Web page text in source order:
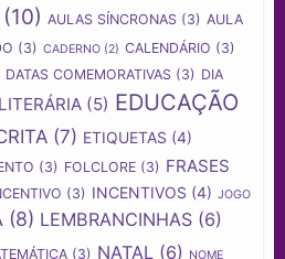
(10) AULAS SÍNCRONAS (3) AULA
(3) CADERNO (2) CALENDÁRIO (3)
DATAS COMEMORATIVAS (3) DIA
(5) EDUCAÇÃO
(7) ETIQUETAS (4)
(3) FOLCLORE (3) FRASES
(3) INCENTIVOS (4) JOGO
(8) LEMBRANCINHAS (6)
(3) NATAL (6)
NOME